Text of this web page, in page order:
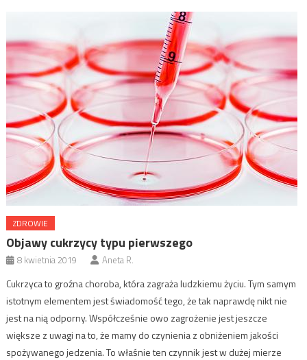
ZDROWIE
Objawy cukrzycy typu pierwszego
8 kwietnia 2019 Aneta R.
Cukrzyca to groźna choroba, która zagraża ludzkiemu życiu. Tym samym
istotnym elementem jest świadomość tego, że tak naprawdę nikt nie
jest na nią odporny. Współcześnie owo zagrożenie jest jeszcze
większe z uwagi na to, że mamy do czynienia z obniżeniem jakości
spożywanego jedzenia. To właśnie ten czynnik jest w dużej mierze